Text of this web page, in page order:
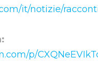
it/notizie/
p/